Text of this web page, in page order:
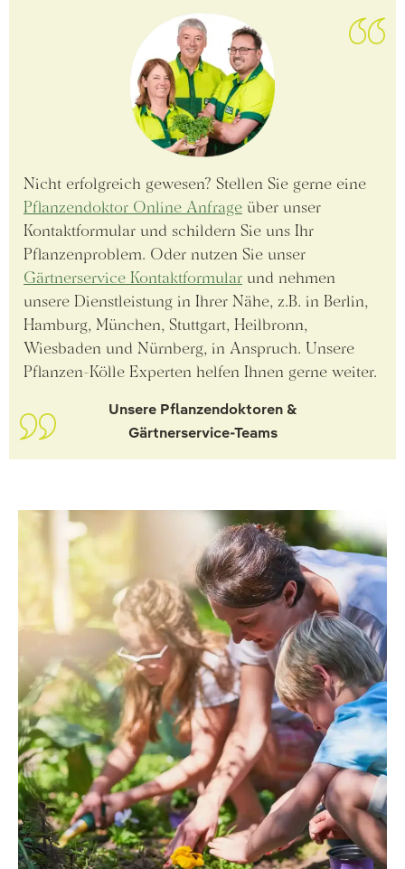
Nicht erfolgreich gewesen? Stellen Sie gerne eine
Pflanzendoktor Online Anfrage über unser
Kontaktformular und schildern Sie uns Ihr
Pflanzenproblem. Oder nutzen Sie unser
Gärtnerservice Kontaktformular und nehmen
unsere Dienstleistung in Ihrer Nähe, z.B. in Berlin,
Hamburg, München, Stuttgart, Heilbronn,
Wiesbaden und Nürnberg, in Anspruch. Unsere
Pflanzen-Kölle Experten helfen Ihnen gerne weiter.
Unsere Pflanzendoktoren &
Gärtnerservice-Teams